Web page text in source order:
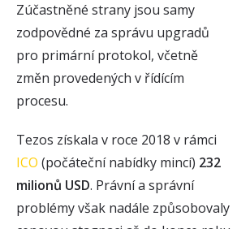
Zúčastněné strany jsou samy
zodpovědné za správu upgradů
pro primární protokol, včetně
změn provedených v řídícím
procesu.
Tezos získala v roce 2018 v rámci
ICO (počáteční nabídky mincí) 232
milionů USD. Právní a správní
problémy však nadále způsobovaly